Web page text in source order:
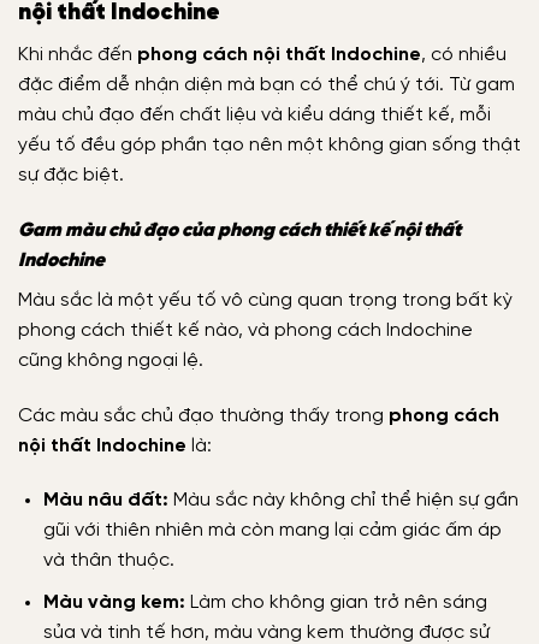
nội thất Indochine
Khi nhắc đến phong cách nội thất Indochine, có nhiều
đặc điểm dễ nhận diện mà bạn có thể chú ý tới. Từ gam
màu chủ đạo đến chất liệu và kiểu dáng thiết kế, mỗi
yếu tố đều góp phần tạo nên một không gian sống thật
sự đặc biệt.
Gam màu chủ đạo của phong cách thiết kế nội thất
Indochine
Màu sắc là một yếu tố vô cùng quan trọng trong bất kỳ
phong cách thiết kế nào, và phong cách Indochine
cũng không ngoại lệ.
Các màu sắc chủ đạo thường thấy trong phong cách
nội thất Indochine là:
Màu nâu đất: Màu sắc này không chỉ thể hiện sự gần
gũi với thiên nhiên mà còn mang lại cảm giác ấm áp
và thân thuộc.
Màu vàng kem: Làm cho không gian trở nên sáng
sủa và tinh tế hơn, màu vàng kem thường được sử